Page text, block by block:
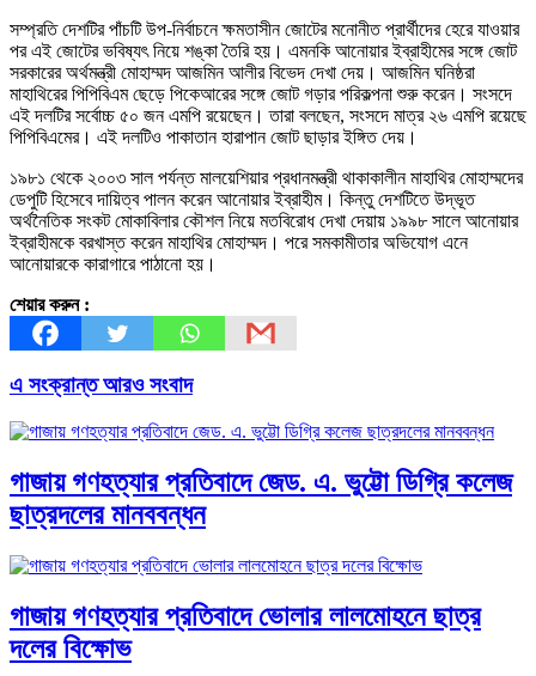
সম্প্রতি দেশটির পাঁচটি উপ-নির্বাচনে ক্ষমতাসীন জোটের মনোনীত প্রার্থীদের হেরে যাওয়ার
পর এই জোটের ভবিষ্যৎ নিয়ে শঙ্কা তৈরি হয়। এমনকি আনোয়ার ইব্রাহীমের সঙ্গে জোট
সরকারের অর্থমন্ত্রী মোহাম্মদ আজমিন আলীর বিভেদ দেখা দেয়। আজমিন ঘনিষ্ঠরা
মাহাথিরের পিপিবিএম ছেড়ে পিকেআরের সঙ্গে জোট গড়ার পরিকল্পনা শুরু করেন। সংসদে
এই দলটির সর্বোচ্চ ৫০ জন এমপি রয়েছেন। তারা বলছেন, সংসদে মাত্র ২৬ এমপি রয়েছে
পিপিবিএমের। এই দলটিও পাকাতান হারাপান জোট ছাড়ার ইঙ্গিত দেয়।
১৯৮১ থেকে ২০০৩ সাল পর্যন্ত মালয়েশিয়ার প্রধানমন্ত্রী থাকাকালীন মাহাথির মোহাম্মদের
ডেপুটি হিসেবে দায়িত্ব পালন করেন আনোয়ার ইব্রাহীম। কিন্তু দেশটিতে উদ্ভূত
অর্থনৈতিক সংকট মোকাবিলার কৌশল নিয়ে মতবিরোধ দেখা দেয়ায় ১৯৯৮ সালে আনোয়ার
ইব্রাহীমকে বরখাস্ত করেন মাহাথির মোহাম্মদ। পরে সমকামীতার অভিযোগ এনে
আনোয়ারকে কারাগারে পাঠানো হয়।
শেয়ার করুন :
এ সংক্রান্ত আরও সংবাদ
গাজায় গণহত্যার প্রতিবাদে জেড. এ. ভুট্টো ডিগ্রি কলেজ
ছাত্রদলের মানববন্ধন
গাজায় গণহত্যার প্রতিবাদে ভোলার লালমোহনে ছাত্র
দলের বিক্ষোভ